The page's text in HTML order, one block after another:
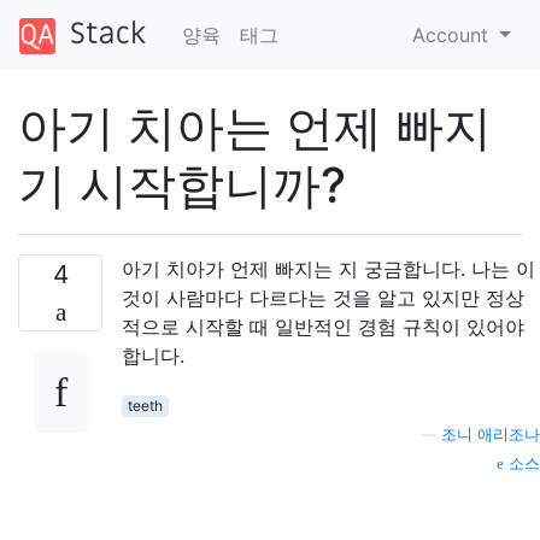
양육 태그 Account
아기 치아는 언제 빠지
기 시작합니까?
4
아기 치아가 언제 빠지는 지 궁금합니다. 나는 이
것이 사람마다 다르다는 것을 알고 있지만 정상
적으로 시작할 때 일반적인 경험 규칙이 있어야
합니다.
teeth
조니 애리조나
소스